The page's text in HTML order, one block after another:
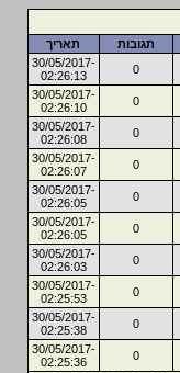
תגובות
תאריך
0
30/05/2017-
02:26:13
0
30/05/2017-
02:26:10
0
30/05/2017-
02:26:08
0
30/05/2017-
02:26:07
0
30/05/2017-
02:26:05
0
30/05/2017-
02:26:05
0
30/05/2017-
02:26:03
0
30/05/2017-
02:25:53
0
30/05/2017-
02:25:38
0
30/05/2017-
02:25:36